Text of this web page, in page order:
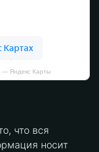
— Яндекс Карты
что вся
носит